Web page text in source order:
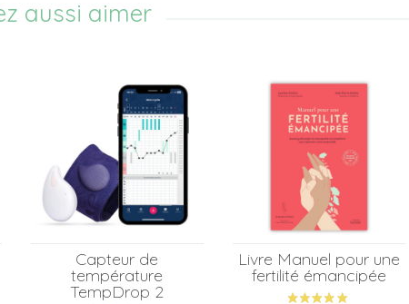
aussi aimer
Capteur de
température
TempDrop 2
Livre Manuel pour une
fertilité émancipée